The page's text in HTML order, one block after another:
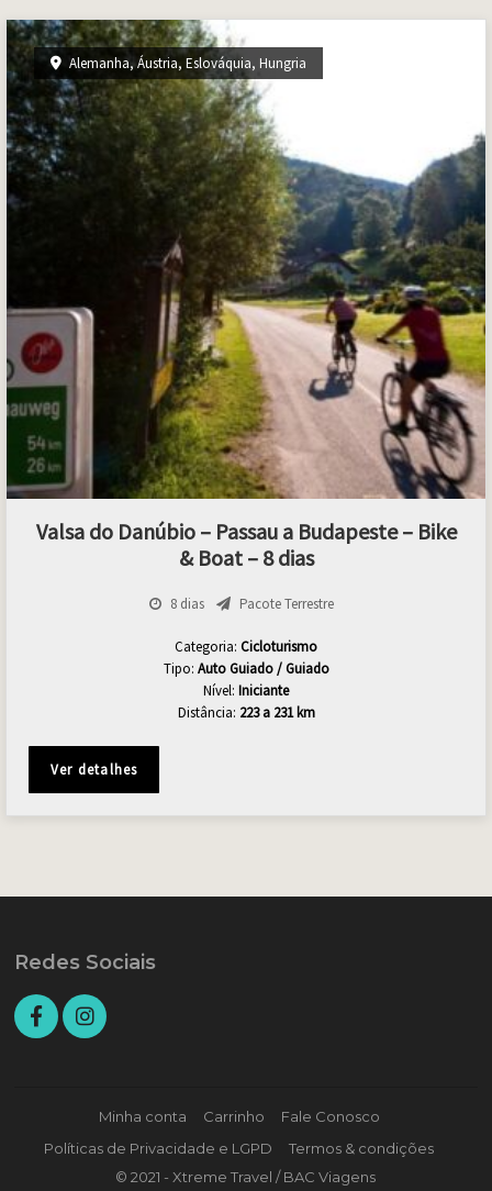
Alemanha, Áustria, Eslováquia, Hungria
Valsa do Danúbio – Passau a Budapeste – Bike
& Boat – 8 dias
8 dias Pacote Terrestre
Categoria: Cicloturismo
Tipo: Auto Guiado / Guiado
Nível: Iniciante
Distância: 223 a 231 km
Ver detalhes
Redes Sociais
© 2021 - Xtreme Travel / BAC Viagens
Minha conta Carrinho
Fale Conosco
Políticas de Privacidade e LGPD
Termos & condições